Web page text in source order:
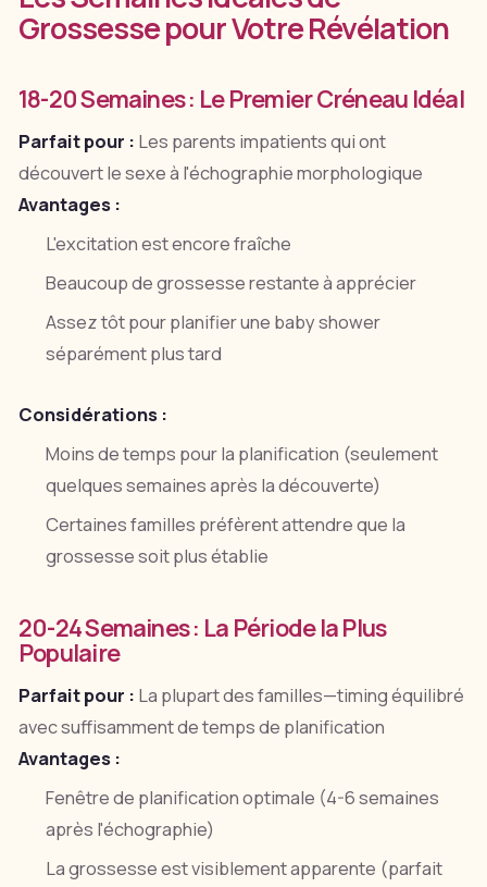
Grossesse pour Votre Révélation
18-20 Semaines : Le Premier Créneau Idéal
Parfait pour : Les parents impatients qui ont
découvert le sexe à l'échographie morphologique
Avantages :
L'excitation est encore fraîche
Beaucoup de grossesse restante à apprécier
Assez tôt pour planifier une baby shower
séparément plus tard
Considérations :
Moins de temps pour la planification (seulement
quelques semaines après la découverte)
Certaines familles préfèrent attendre que la
grossesse soit plus établie
20-24 Semaines : La Période la Plus
Populaire
Parfait pour : La plupart des familles—timing équilibré
avec suffisamment de temps de planification
Avantages :
Fenêtre de planification optimale (4-6 semaines
après l'échographie)
La grossesse est visiblement apparente (parfait